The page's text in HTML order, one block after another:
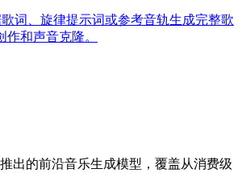
词、旋律提示词或参考音轨生成完整歌
和声音克隆。
推出的前沿音乐生成模型，覆盖从消费级